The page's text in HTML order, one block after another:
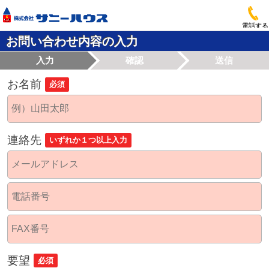
電話する
お問い合わせ内容の入力
入力 確認 送信
お名前 必須
連絡先 いずれか１つ以上入力
要望 必須